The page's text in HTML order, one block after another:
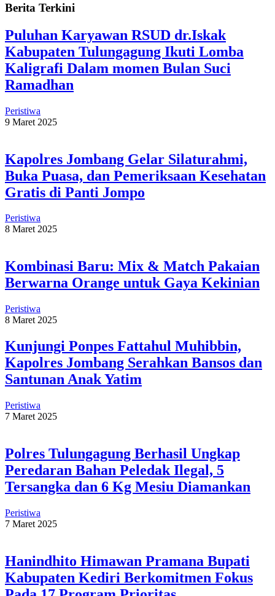
Berita Terkini
Puluhan Karyawan RSUD dr.Iskak
Kabupaten Tulungagung Ikuti Lomba
Kaligrafi Dalam momen Bulan Suci
Ramadhan
Peristiwa
9 Maret 2025
Kapolres Jombang Gelar Silaturahmi,
Buka Puasa, dan Pemeriksaan Kesehatan
Gratis di Panti Jompo
Peristiwa
8 Maret 2025
Kombinasi Baru: Mix & Match Pakaian
Berwarna Orange untuk Gaya Kekinian
Peristiwa
8 Maret 2025
Kunjungi Ponpes Fattahul Muhibbin,
Kapolres Jombang Serahkan Bansos dan
Santunan Anak Yatim
Peristiwa
7 Maret 2025
Polres Tulungagung Berhasil Ungkap
Peredaran Bahan Peledak Ilegal, 5
Tersangka dan 6 Kg Mesiu Diamankan
Peristiwa
7 Maret 2025
Hanindhito Himawan Pramana Bupati
Kabupaten Kediri Berkomitmen Fokus